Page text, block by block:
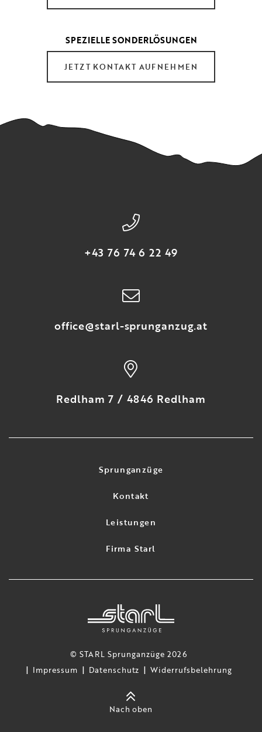
SPEZIELLE SONDERLÖSUNGEN
JETZT KONTAKT AUFNEHMEN
+43 76 74 6 22 49
office@starl-sprunganzug.at
Redlham 7 / 4846 Redlham
Sprunganzüge
Kontakt
Leistungen
Firma Starl
© STARL Sprunganzüge 2026
Impressum
Datenschutz Widerrufsbelehrung
Nach oben